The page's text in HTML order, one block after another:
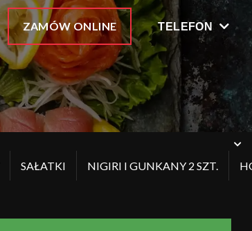
ZAMÓW ONLINE TELEFON
SAŁATKI NIGIRI I GUNKANY 2 SZT.